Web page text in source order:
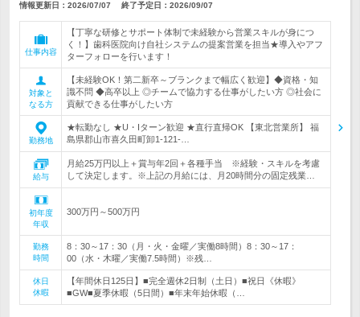
情報更新日：2026/07/07 終了予定日： 2026/09/07
仕事内容
【丁寧な研修とサポート体制で未経験から営業スキルが身につ
く！】歯科医院向け自社システムの提案営業を担当★導入やアフ
ターフォローを行います！
対象と
なる方
【未経験OK！第二新卒～ブランクまで幅広く歓迎】◆資格・知
識不問 ◆高卒以上 ◎チームで協力する仕事がしたい方 ◎社会に
貢献できる仕事がしたい方
勤務地
★転勤なし ★U・Iターン歓迎 ★直行直帰OK 【東北営業所】 福
島県郡山市喜久田町卸1-121-…
給与
月給25万円以上＋賞与年2回＋各種手当 ※経験・スキルを考慮
して決定します。※上記の月給には、月20時間分の固定残業…
初年度
年収
300万円～500万円
勤務
時間
8：30～17：30（月・火・金曜／実働8時間）8：30～17：
00（水・木曜／実働7.5時間）※残…
休日
休暇
【年間休日125日】■完全週休2日制（土日）■祝日《休暇》
■GW■夏季休暇（5日間）■年末年始休暇（…